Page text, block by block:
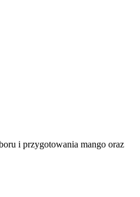
i przygotowania mango oraz